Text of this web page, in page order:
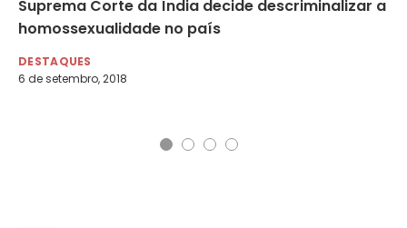
Suprema Corte da Índia decide descriminalizar a
homossexualidade no país
DESTAQUES
6 de setembro, 2018